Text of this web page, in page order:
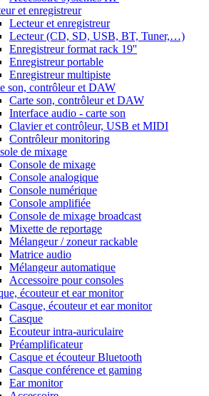
et enregistreur
Lecteur et enregistreur
Lecteur (CD, SD, USB, BT, Tuner,…)
Enregistreur format rack 19''
Enregistreur portable
Enregistreur multipiste
son, contrôleur et DAW
Carte son, contrôleur et DAW
Interface audio - carte son
Clavier et contrôleur, USB et MIDI
Contrôleur monitoring
de mixage
Console de mixage
Console analogique
Console numérique
Console amplifiée
Console de mixage broadcast
Mixette de reportage
Mélangeur / zoneur rackable
Matrice audio
Mélangeur automatique
Accessoire pour consoles
écouteur et ear monitor
Casque, écouteur et ear monitor
Casque
Ecouteur intra-auriculaire
Préamplificateur
Casque et écouteur Bluetooth
Casque conférence et gaming
Ear monitor